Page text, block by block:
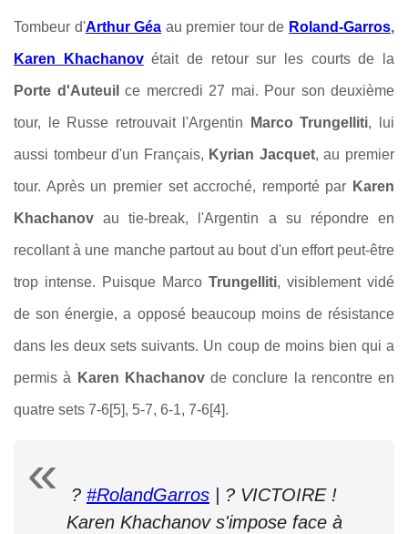
Tombeur d'Arthur Géa au premier tour de Roland-Garros,
Karen Khachanovétait de retour sur les courts de la
Porte d'Auteuil ce mercredi 27 mai. Pour son deuxième
tour, le Russe retrouvait l'Argentin Marco Trungelliti, lui
aussi tombeur d'un Français, Kyrian Jacquet, au premier
tour. Après un premier set accroché, remporté par Karen
Khachanov au tie-break, l'Argentin a su répondre en
recollant à une manche partout au bout d'un effort peut-être
trop intense. Puisque Marco Trungelliti, visiblement vidé
de son énergie, a opposé beaucoup moins de résistance
dans les deux sets suivants. Un coup de moins bien qui a
permis à Karen Khachanovde conclure la rencontre en
quatre sets 7-6[5], 5-7, 6-1, 7-6[4].
? #RolandGarros | ? VICTOIRE !
Karen Khachanov s'impose face à